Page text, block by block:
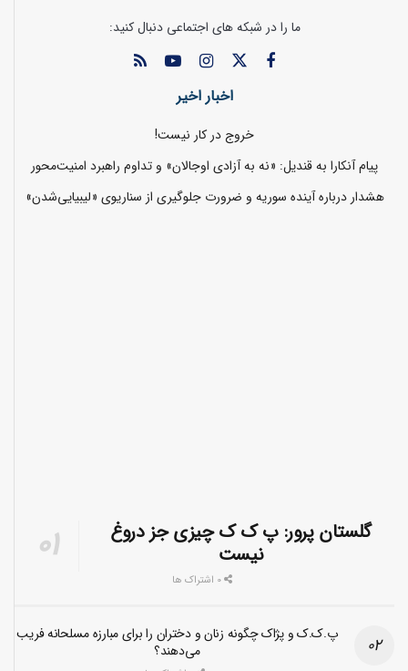
ما را در شبکه های اجتماعی دنبال کنید:
اخبار اخیر
خروج در کار نیست!
پیام آنکارا به قندیل: «نه به آزادی اوجالان» و تداوم راهبرد امنیت‌محور
هشدار درباره آینده سوریه و ضرورت جلوگیری از سناریوی «لیبیایی‌شدن»
گلستان پرور: پ ک ک چیزی جز دروغ
نیست
پ.ک.ک و پژاک چگونه زنان و دختران را برای مبارزه مسلحانه فریب
می‌دهند؟